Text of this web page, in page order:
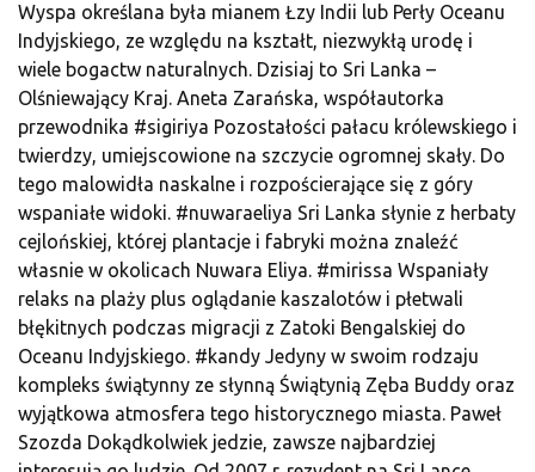
Wyspa określana była mianem Łzy Indii lub Perły Oceanu
Indyjskiego, ze względu na kształt, niezwykłą urodę i
wiele bogactw naturalnych. Dzisiaj to Sri Lanka –
Olśniewający Kraj. Aneta Zarańska, współautorka
przewodnika #sigiriya Pozostałości pałacu królewskiego i
twierdzy, umiejscowione na szczycie ogromnej skały. Do
tego malowidła naskalne i rozpościerające się z góry
wspaniałe widoki. #nuwaraeliya Sri Lanka słynie z herbaty
cejlońskiej, której plantacje i fabryki można znaleźć
własnie w okolicach Nuwara Eliya. #mirissa Wspaniały
relaks na plaży plus oglądanie kaszalotów i płetwali
błękitnych podczas migracji z Zatoki Bengalskiej do
Oceanu Indyjskiego. #kandy Jedyny w swoim rodzaju
kompleks świątynny ze słynną Świątynią Zęba Buddy oraz
wyjątkowa atmosfera tego historycznego miasta. Paweł
Szozda Dokądkolwiek jedzie, zawsze najbardziej